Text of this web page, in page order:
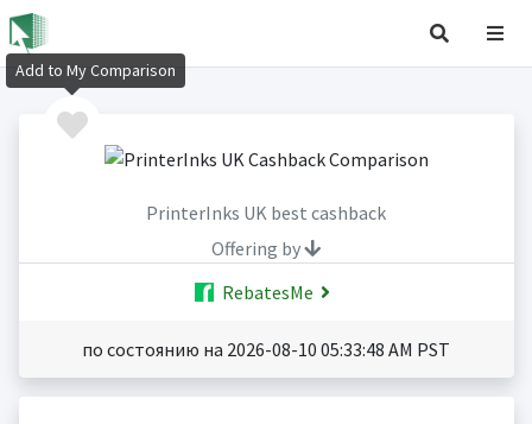
PrinterInks UK best cashback
Offering by
RebatesMe
по состоянию на 2026-08-10 05:33:48 AM PST
Add to My Comparison